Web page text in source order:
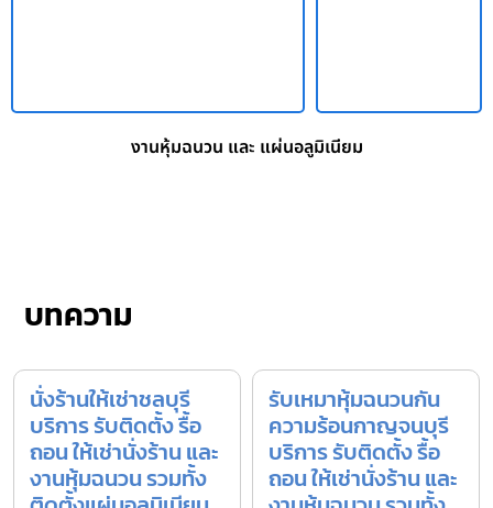
งานหุ้มฉนวน และ แผ่นอลูมิเนียม
บทความ
นั่งร้านให้เช่าชลบุรี
บริการ รับติดตั้ง รื้อ
ถอน ให้เช่านั่งร้าน และ
งานหุ้มฉนวน รวมทั้ง
รับเหมาหุ้มฉนวนกัน
ความร้อนกาญจนบุรี
บริการ รับติดตั้ง รื้อ
ถอน ให้เช่านั่งร้าน และ